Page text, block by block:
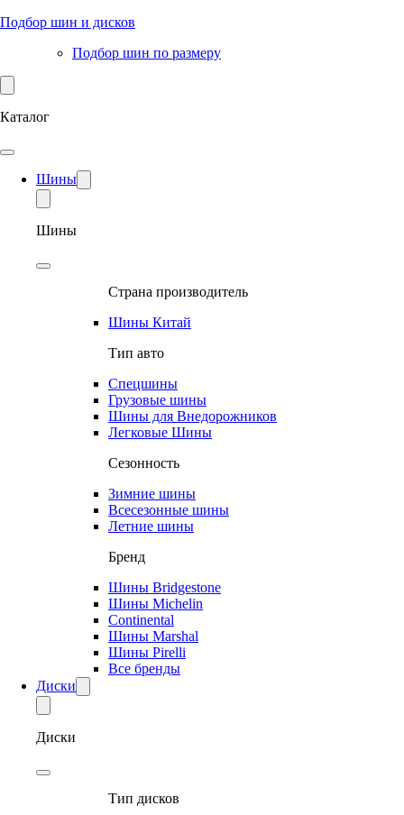
Подбор шин и дисков
Подбор шин по размеру
Каталог
Шины
Шины
Страна производитель
Шины Китай
Тип авто
Спецшины
Грузовые шины
Шины для Внедорожников
Легковые Шины
Сезонность
Зимние шины
Всесезонные шины
Летние шины
Бренд
Шины Bridgestone
Шины Michelin
Continental
Шины Marshal
Шины Pirelli
Все бренды
Диски
Диски
Тип дисков